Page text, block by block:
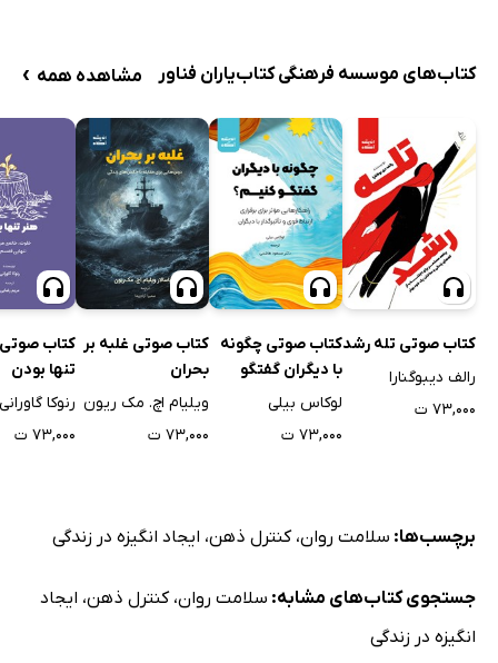
کتاب‌های موسسه فرهنگی کتاب‌یاران فناور مشاهده همه ›
کتاب صوتی تله رشد
رالف دیبوگنارا
۷۳,۰۰۰ ت
کتاب صوتی چگونه
با دیگران گفتگو
کنیم؟
لوکاس بیلی
۷۳,۰۰۰ ت
کتاب صوتی غلبه بر
بحران
ویلیام اچ. مک ریون
۷۳,۰۰۰ ت
کتاب
تنها بودن
رنوکا گاورانی
۷۳,۰۰۰ ت
برچسب‌ها: سلامت روان،کنترل ذهن، ایجاد انگیزه در زندگی
جستجوی کتاب‌های مشابه: سلامت روان،کنترل ذهن، ایجاد
انگیزه در زندگی